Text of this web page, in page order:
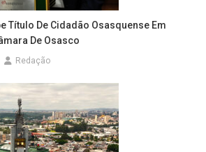
Título De Cidadão Osasquense Em
De Osasco
Redação